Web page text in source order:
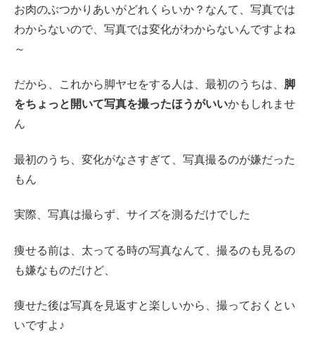
お肉のぶつかりあいがどれくらいか？なんて、写真では
わからないので、写真では変化がわからないんですよね
～
だから、これから脚ヤセをする人は、最初のうちは、 脚
をちょっと開いて写真を撮ったほうがいいかもしれませ
ん
最初のうち、変化がなさすぎて、写真撮るのが嫌だった
もん
実際、写真は撮らず、サイズを測るだけでした
痩せる前は、太ってる時の写真なんて、撮るのも見るの
も嫌なものだけど、
痩せた後は写真を見返すと楽しいから、撮っておくとい
いですよ♪